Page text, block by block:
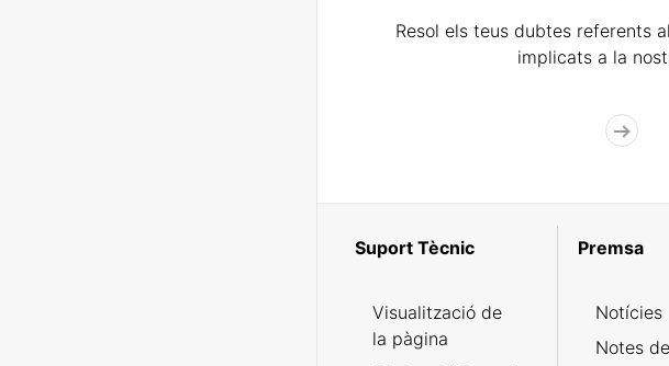
Resol els teus dubtes referents
implicats a la
Suport Tècnic
Visualització de
la pàgina
Premsa
Notícies
Notes